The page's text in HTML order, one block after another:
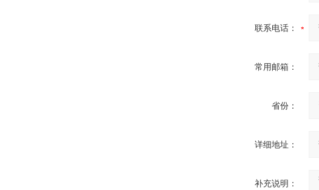
联系电话：
常用邮箱：
省份：
详细地址：
补充说明：